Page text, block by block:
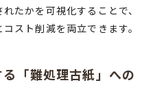
たかを可視化することで、
スト削減を両立できます。
「難処理古紙」への